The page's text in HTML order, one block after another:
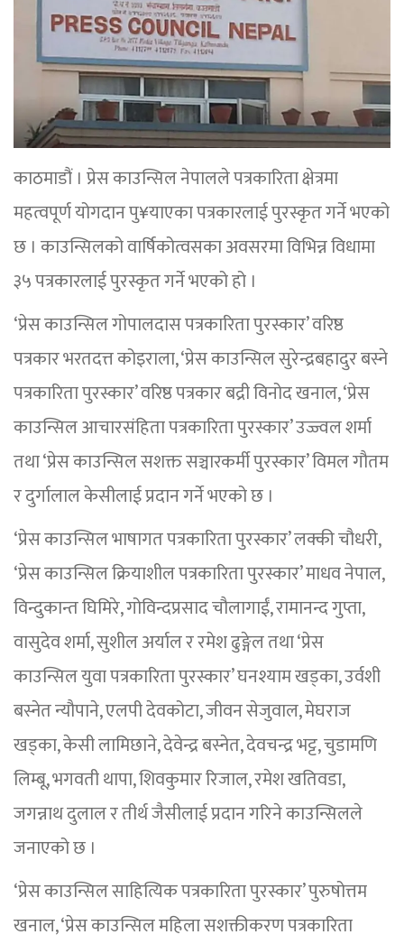
काठमाडौं । प्रेस काउन्सिल नेपालले पत्रकारिता क्षेत्रमा
महत्वपूर्ण योगदान पु¥याएका पत्रकारलाई पुरस्कृत गर्ने भएको
छ । काउन्सिलको वार्षिकोत्वसका अवसरमा विभिन्न विधामा
३५ पत्रकारलाई पुरस्कृत गर्ने भएको हो ।
‘प्रेस काउन्सिल गोपालदास पत्रकारिता पुरस्कार’ वरिष्ठ
पत्रकार भरतदत्त कोइराला, ‘प्रेस काउन्सिल सुरेन्द्रबहादुर बस्ने
पत्रकारिता पुरस्कार’ वरिष्ठ पत्रकार बद्री विनोद खनाल, ‘प्रेस
काउन्सिल आचारसंहिता पत्रकारिता पुरस्कार’ उज्ज्वल शर्मा
तथा ‘प्रेस काउन्सिल सशक्त सञ्चारकर्मी पुरस्कार’ विमल गौतम
र दुर्गालाल केसीलाई प्रदान गर्ने भएको छ ।
‘प्रेस काउन्सिल भाषागत पत्रकारिता पुरस्कार’ लक्की चौधरी,
‘प्रेस काउन्सिल क्रियाशील पत्रकारिता पुरस्कार’ माधव नेपाल,
विन्दुकान्त घिमिरे, गोविन्दप्रसाद चौलागाईं, रामानन्द गुप्ता,
वासुदेव शर्मा, सुशील अर्याल र रमेश ढुङ्गेल तथा ‘प्रेस
काउन्सिल युवा पत्रकारिता पुरस्कार’ घनश्याम खड्का, उर्वशी
बस्नेत न्यौपाने, एलपी देवकोटा, जीवन सेजुवाल, मेघराज
खड्का, केसी लामिछाने, देवेन्द्र बस्नेत, देवचन्द्र भट्ट, चुडामणि
लिम्बू, भगवती थापा, शिवकुमार रिजाल, रमेश खतिवडा,
जगन्नाथ दुलाल र तीर्थ जैसीलाई प्रदान गरिने काउन्सिलले
जनाएको छ ।
‘प्रेस काउन्सिल साहित्यिक पत्रकारिता पुरस्कार’ पुरुषोत्तम
खनाल, ‘प्रेस काउन्सिल महिला सशक्तीकरण पत्रकारिता